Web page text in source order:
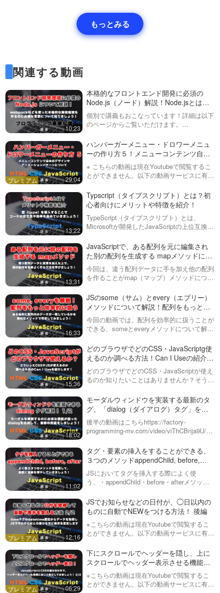
もっとみる
関連する動画
10:23
本格的なフロントエンド開発に必須の
Node.js（ノード）解説！Node.jsとは？
どんなものなのか？
個別で講義もおこなっています！詳細は以下
のページからご覧いただけます。
自の動画サービスを公開しました！内容は
Yout…
29:04
ハンバーガーメニュー・ドロワーメニュ
ーの作り方５！メニューコンテンツ自体
のアニメーションについてパターンを紹
介！（全５回）
※ こちらの動画は現在Youtubeで閲覧するこ
とができません。以下の動画サービスに有料
です。https://factory-programming-mv.c…
13:22
Typscript（タイプスクリプト）とは？初
心者向けにメリットや特徴を紹介！
TypeScript（タイプスクリプト）とは、
Microsoftが開発したJavaScriptの上位互換言
JavaScriptの機能をすべて含みつつ…
13:31
JavaScriptで、ある配列を元に編集され
た別の配列を生成する mapメソッドにつ
いて解説！
今回は、違う配列データに手を加え他の配列
を作ることがmap（マップ）メソッドについ
mapを使用するとどういった結果を得ること
ができるのか？を一緒に見ていきまし…
16:33
JSのsome（サム）とevery（エブリー）
メソッドについて解説！配列をもっと効
率的に扱ってみましょう！
今回の動画では、配列を効率的に扱うことが
できる、someとeveryメソッドについて解説
つでも一致しているかを判定するsomeと、
配列内のデータがある条件に全…
15:36
どのブラウザでどのCSS・JavaScriptg使
えるのか調べる方法！Can I Useの紹介と
見方を解説
どのブラウザでどのCSS・JavaScriptが使え
るのか知りたいことはありませんか？そうい
す。ただし、英語なのでなかなか抵抗がある
人も多いと思いますの…
18:02
モーダルウィンドウを実装する最新のタ
グ、「dialog（ダイアログ）タグ」を活
用した実装！全２回 前編
後半の動画はこちらhttps://factory-
programming-mv.com/video/viThCBnja9U/こ
グタグの使い方に焦点を当て、初心…
11:02
タグ・要素の挿入をすることができる、
３つのメソッドappendChild, before,
afterを紹介
JSにおいてタグを挿入する際によく使
う、・appendChild・before・afterメソッド
す。
12:16
JSでお知らせなどの日付が、◯日以内の
ものに自動でNEWをつける方法！ 後編
※こちらの動画は現在Youtubeで閲覧するこ
とができません。以下の動画サービスに有料
です。https://factory-programming-mv.co…
06:29
下にスクロールでヘッダーを隠し、上に
スクロールでヘッダー表示させる機能を
実装してみましょう！全２回（第２回
目）
※こちらの動画は現在Youtubeで閲覧するこ
とができません。以下の動画サービスに有料